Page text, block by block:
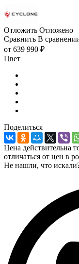
Отложить Отложено
Сравнить В
от 639 990 ₽
Цвет
Поделиться
Цена действительна
отличаться от цен в
Не нашли, что